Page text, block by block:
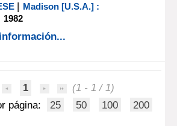
| Madison [U.S.A.] :
1982
1
(1 - 1 / 1)
página:
25 50 100 200